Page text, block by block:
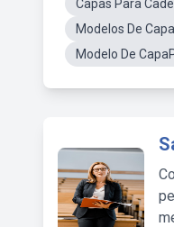
Capas Para
Modelos De
Modelo De